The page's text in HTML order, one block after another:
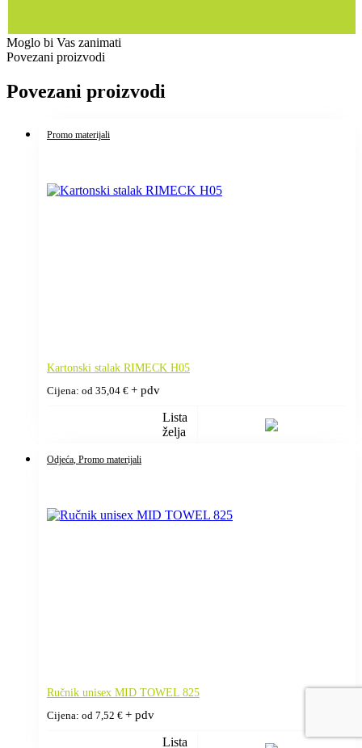
Moglo bi Vas zanimati
Povezani proizvodi
Povezani proizvodi
Promo materijali
Kartonski stalak RIMECK H05
Cijena: od 35,04 € + pdv
Lista
želja
Odjeća, Promo materijali
Ručnik unisex MID TOWEL 825
Cijena: od 7,52 € + pdv
Lista